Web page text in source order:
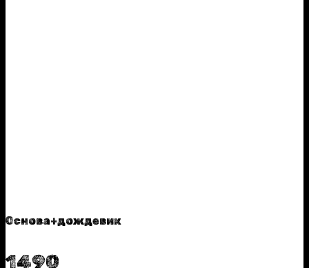
Основа+дождевик
1490